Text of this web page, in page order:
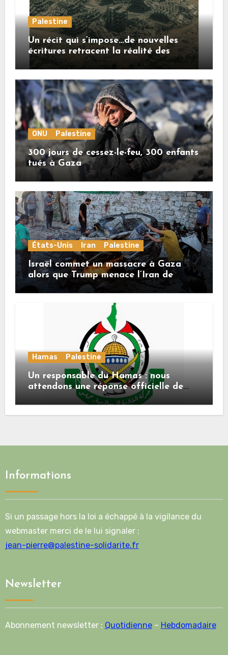
Palestine
Un récit qui s’impose…de nouvelles
écritures retracent la réalité des
crimes sionistes à Gaza
ONU Palestine
300 jours de cessez-le-feu, 300 enfants
tués à Gaza
États-Unis Iran Palestine
Israël commet un massacre à Gaza
alors que Trump menace l’Iran de
«décapitation»
Hamas Palestine
Un responsable du Hamas : nous
attendons une réponse officielle de
Mladenov concernant la feuille de
route de la deuxième phase de l’accord
Informations
Si un passage hors la loi a échappé à la vigilance du
webmaster merci de le lui signaler :
jean-pierre@palestine-solidarite.fr
Newsletter
Abonnement newsletter : Quotidienne– Hebdomadaire